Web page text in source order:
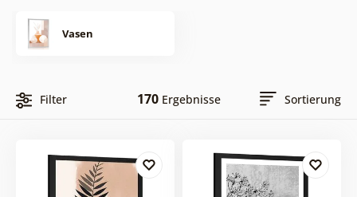
Vasen
Filter 170Ergebnisse Sortierung